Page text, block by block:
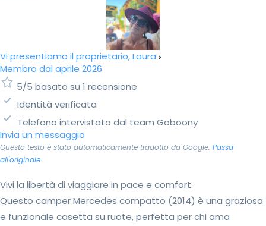
Vi presentiamo il proprietario, Laura
Membro dal aprile 2026
5/5 basato su 1 recensione
Identità verificata
Telefono intervistato dal team Goboony
Invia un messaggio
Questo testo è stato automaticamente tradotto da Google. Passa
all'originale
Vivi la libertà di viaggiare in pace e comfort.
Questo camper Mercedes compatto (2014) è una graziosa
e funzionale casetta su ruote, perfetta per chi ama